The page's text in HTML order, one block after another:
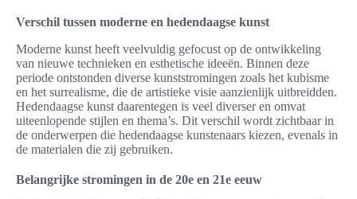
Verschil tussen moderne en hedendaagse kunst
Moderne kunst heeft veelvuldig gefocust op de ontwikkeling
van nieuwe technieken en esthetische ideeën. Binnen deze
periode ontstonden diverse kunststromingen zoals het kubisme
en het surrealisme, die de artistieke visie aanzienlijk uitbreidden.
Hedendaagse kunst daarentegen is veel diverser en omvat
uiteenlopende stijlen en thema’s. Dit verschil wordt zichtbaar in
de onderwerpen die hedendaagse kunstenaars kiezen, evenals in
de materialen die zij gebruiken.
Belangrijke stromingen in de 20e en 21e eeuw